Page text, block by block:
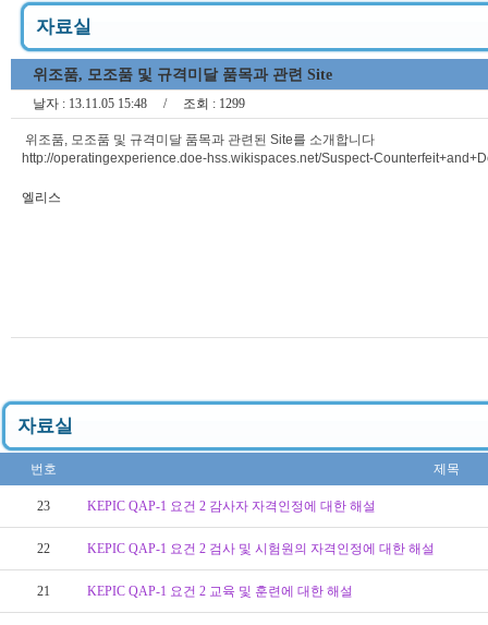
자료실
위조품, 모조품 및 규격미달 품목과 관련 Site
날자 : 13.11.05 15:48 / 조회 : 1299
위조품, 모조품 및 규격미달 품목과 관련된 Site를 소개합니다
http://operatingexperience.doe-hss.wikispaces.net/Suspect-
엘리스
자료실
번호 제목
23 KEPIC QAP-1 요건 2 감사자 자격인정에 대한 해설
22 KEPIC QAP-1 요건 2 검사 및 시험원의 자격인정에 대한 해설
21 KEPIC QAP-1 요건 2 교육 및 훈련에 대한 해설